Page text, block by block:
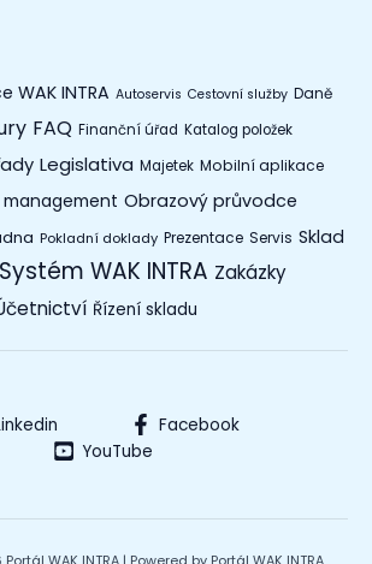
WAK INTRA Autoservis Cestovní služby Daně
FAQ Finanční úřad Katalog položek
Legislativa Majetek Mobilní aplikace
Obrazový průvodce
Pokladní doklady Prezentace Servis Sklad
Systém WAK INTRA Zakázky
Řízení skladu
Facebook
YouTube